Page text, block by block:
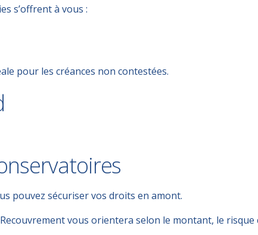
s’offrent à vous :
pour les créances non contestées.
pouvez sécuriser vos droits en amont.
Recouvrementvous orientera selon le montant, le risque